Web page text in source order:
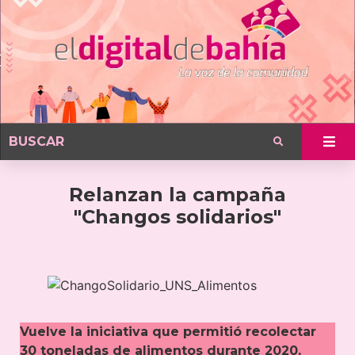
Relanzan la campaña
"Changos solidarios"
Vuelve la iniciativa que permitió recolectar
30 toneladas de alimentos durante 2020,